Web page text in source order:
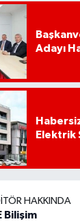
Adayı
Elektrik
HAKKINDA
Bilişim